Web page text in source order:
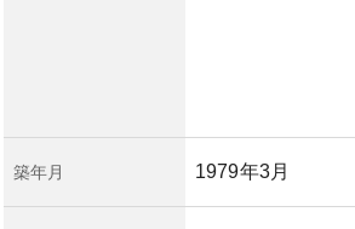
築年月 1979年3月